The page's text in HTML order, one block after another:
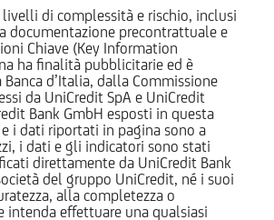
di complessità e rischio, inclusi
documentazione precontrattuale e
Chiave (Key Information
ha finalità pubblicitarie ed è
d’Italia, dalla Commissione
da UniCredit SpA e UniCredit
Bank GmbH esposti in questa
i dati riportati in pagina sono a
i dati e gli indicatori sono stati
direttamente da UniCredit Bank
del gruppo UniCredit, né i suoi
alla completezza o
intenda effettuare una qualsiasi